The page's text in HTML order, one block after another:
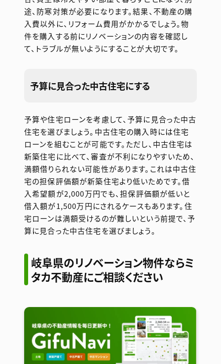
途、防寒対策が必要になります。結果、不動産の購
入費以外に、リフォーム費用がかかるでしょう。物
件を購入する前にリノベーションの内容を確認し
て、トラブルが無いようにすることが大切です。
予算に見合った中古住宅にする
予算や住宅ローンを考慮して、予算に見合った中古
住宅を選びましょう。中古住宅の購入時には住宅
ローンを組むことが可能です。ただし、中古住宅は
新築住宅に比べて、審査が不利になりやすいため、
満額借りられない可能性があります。これは中古住
宅の担保評価額が新築住宅より低いためです。借
入希望額が2,000万円でも、担保評価額が低いと
借入額が1,500万円にされるケースもあります。住
宅ローンは満額受けるのが難しいという前提で、予
算に見合った中古住宅を選びましょう。
岐阜県のリノベーション物件ならミ
タカ不動産にご相談ください